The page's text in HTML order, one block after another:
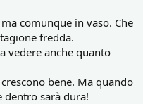
comunque in vaso. Che
fredda.
vedere anche quanto
bene. Ma quando
dentro sarà dura!